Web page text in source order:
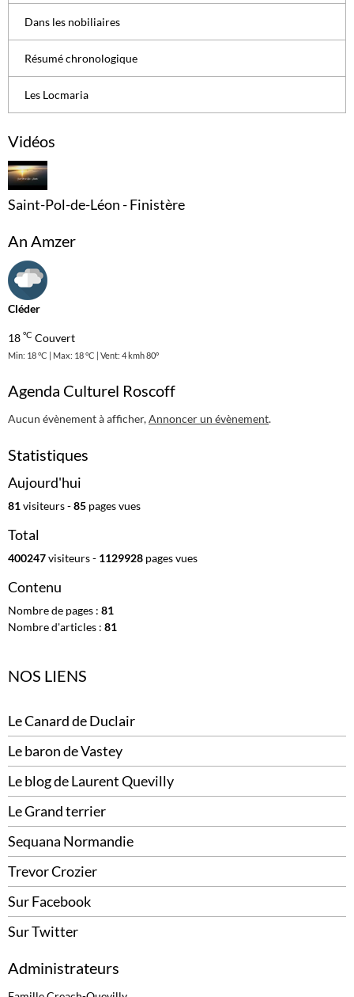
Dans les nobiliaires
Résumé chronologique
Les Locmaria
Vidéos
Saint-Pol-de-Léon - Finistère
An Amzer
Cléder
18 °C Couvert
Min: 18 °C | Max: 18 °C | Vent: 4 kmh 80°
Agenda Culturel Roscoff
Aucun évènement à afficher,Annoncer un évènement.
Statistiques
Aujourd'hui
81visiteurs -85 pages vues
Total
400247visiteurs - 1129928 pages vues
Contenu
Nombre de pages : 81
Nombre d'articles : 81
NOS LIENS
Le Canard de Duclair
Le baron de Vastey
Le blog de Laurent Quevilly
Le Grand terrier
Sequana Normandie
Trevor Crozier
Sur Facebook
Sur Twitter
Administrateurs